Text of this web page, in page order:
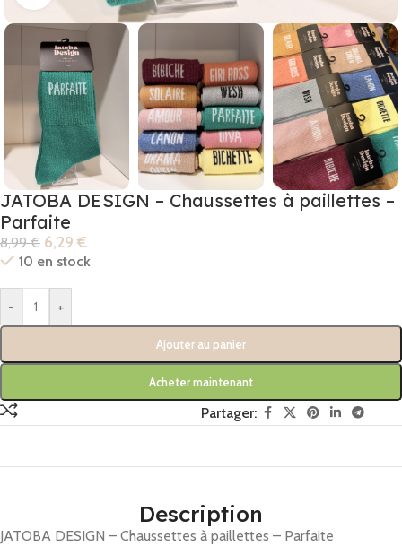
JATOBA DESIGN – Chaussettes à paillettes –
Parfaite
8,99€ 6,29€
10 en stock
- +
Ajouter au panier
Acheter maintenant
Partager:
Description
JATOBA DESIGN – Chaussettes à paillettes – Parfaite